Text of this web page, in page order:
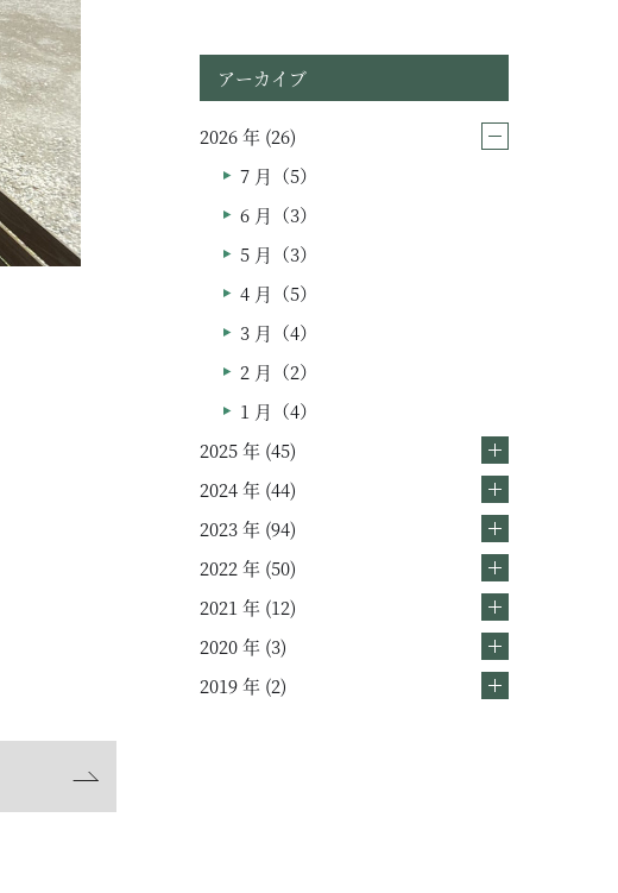
ムービー
リノベーション
ペレットストーブ
スタッフ紹介
アーカイブ
2026 年 (26)
7 月（5）
6 月（3）
5 月（3）
4 月（5）
3 月（4）
2 月（2）
1 月（4）
2025 年 (45)
2024 年 (44)
2023 年 (94)
2022 年 (50)
2021 年 (12)
2020 年 (3)
2019 年 (2)